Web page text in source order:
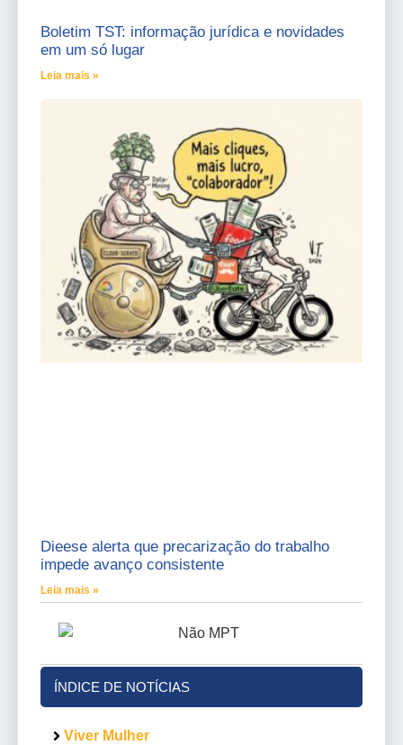
Boletim TST: informação jurídica e novidades
em um só lugar
Leia mais »
Dieese alerta que precarização do trabalho
impede avanço consistente
Leia mais »
ÍNDICE DE NOTÍCIAS
Viver Mulher